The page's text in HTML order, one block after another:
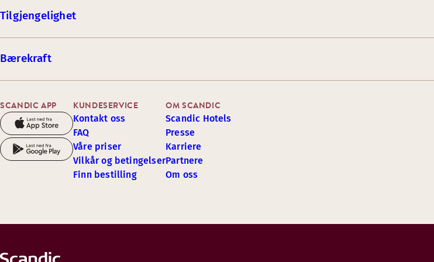
Tilgjengelighet
Bærekraft
SCANDIC APP KUNDESERVICE
Kontakt oss
FAQ
Våre priser
Vilkår og betingelser
Finn bestilling
OM SCANDIC
Scandic Hotels
Presse
Karriere
Partnere
Om oss